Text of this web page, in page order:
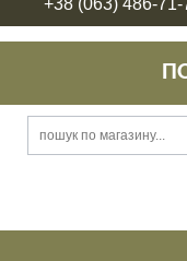
+38 (063) 486-71-